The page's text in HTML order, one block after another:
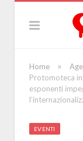
Home »
Protomoteca
esponenti
EVENTI